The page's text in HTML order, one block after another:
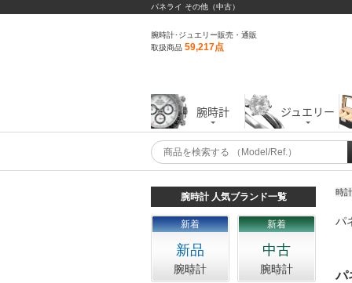
パネライ その他（中古）
腕時計･ジュエリー販売・通販
取扱商品 59,217点
腕時計 ジュエリー
時計
パ
パ
腕時計 人気ブランド一覧
新着
新品
腕時計
新着
中古
腕時計